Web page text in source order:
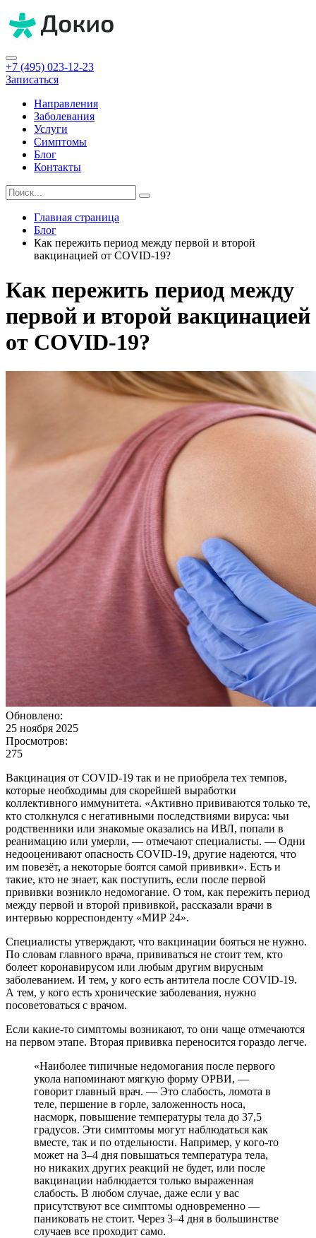
+7 (495) 023-12-23
Записаться
Направления
Заболевания
Услуги
Симптомы
Блог
Контакты
Главная страница
Блог
Как пережить период между первой и второй
вакцинацией от COVID-19?
Как пережить период между
первой и второй вакцинацией
от COVID-19?
Обновлено:
25 ноября 2025
Просмотров:
275
Вакцинация от COVID-19 так и не приобрела тех темпов,
которые необходимы для скорейшей выработки
коллективного иммунитета. «Активно прививаются только те,
кто столкнулся с негативными последствиями вируса: чьи
родственники или знакомые оказались на ИВЛ, попали в
реанимацию или умерли, — отмечают специалисты. — Одни
недооценивают опасность COVID-19, другие надеются, что
им повезёт, а некоторые боятся самой прививки». Есть и
такие, кто не знает, как поступить, если после первой
прививки возникло недомогание. О том, как пережить период
между первой и второй прививкой, рассказали врачи в
интервью корреспонденту «МИР 24».
Специалисты утверждают, что вакцинации бояться не нужно.
По словам главного врача, прививаться не стоит тем, кто
болеет коронавирусом или любым другим вирусным
заболеванием. И тем, у кого есть антитела после COVID-19.
А тем, у кого есть хронические заболевания, нужно
посоветоваться с врачом.
Если какие-то симптомы возникают, то они чаще отмечаются
на первом этапе. Вторая прививка переносится гораздо легче.
«Наиболее типичные недомогания после первого
укола напоминают мягкую форму ОРВИ, —
говорит главный врач. — Это слабость, ломота в
теле, першение в горле, заложенность носа,
насморк, повышение температуры тела до 37,5
градусов. Эти симптомы могут наблюдаться как
вместе, так и по отдельности. Например, у кого-то
может на 3–4 дня повышаться температура тела,
но никаких других реакций не будет, или после
вакцинации наблюдается только выраженная
слабость. В любом случае, даже если у вас
присутствуют все симптомы одновременно —
паниковать не стоит. Через 3–4 дня в большинстве
случаев все проходит само.